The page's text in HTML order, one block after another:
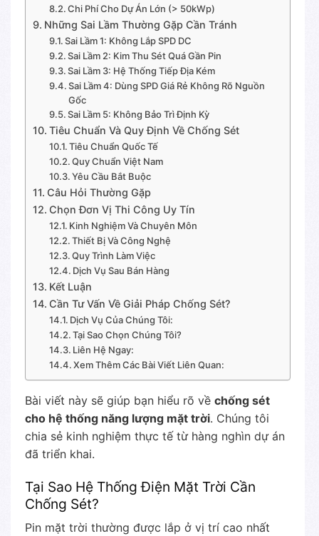
Chi Phí Cho Dự Án Lớn (> 50kWp)
Những Sai Lầm Thường Gặp Cần Tránh
Sai Lầm 1: Không Lắp SPD DC
Sai Lầm 2: Kim Thu Sét Quá Gần Pin
Sai Lầm 3: Hệ Thống Tiếp Địa Kém
Sai Lầm 4: Dùng SPD Giá Rẻ Không Rõ Nguồn
Gốc
Sai Lầm 5: Không Bảo Trì Định Kỳ
Tiêu Chuẩn Và Quy Định Về Chống Sét
Tiêu Chuẩn Quốc Tế
Quy Chuẩn Việt Nam
Yêu Cầu Bắt Buộc
Câu Hỏi Thường Gặp
Chọn Đơn Vị Thi Công Uy Tín
Kinh Nghiệm Và Chuyên Môn
Thiết Bị Và Công Nghệ
Quy Trình Làm Việc
Dịch Vụ Sau Bán Hàng
Kết Luận
Cần Tư Vấn Về Giải Pháp Chống Sét?
Dịch Vụ Của Chúng Tôi:
Tại Sao Chọn Chúng Tôi?
Liên Hệ Ngay:
Xem Thêm Các Bài Viết Liên Quan:
Bài viết này sẽ giúp bạn hiểu rõ về chống sét
cho hệ thống năng lượng mặt trời. Chúng tôi
chia sẻ kinh nghiệm thực tế từ hàng nghìn dự án
đã triển khai.
Tại Sao Hệ Thống Điện Mặt Trời Cần
Chống Sét?
Pin mặt trời thường được lắp ở vị trí cao nhất